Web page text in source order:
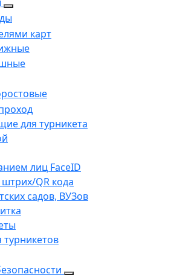
карт
для турникета
лиц FaceID
QR кода
садов, ВУЗов